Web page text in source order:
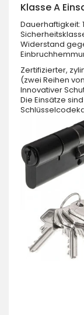
Klasse A
Dauerhaftigkeit:
Widerstand
Zertifizierter,
(zwei Reihen
Innovativer
Die Einsätze